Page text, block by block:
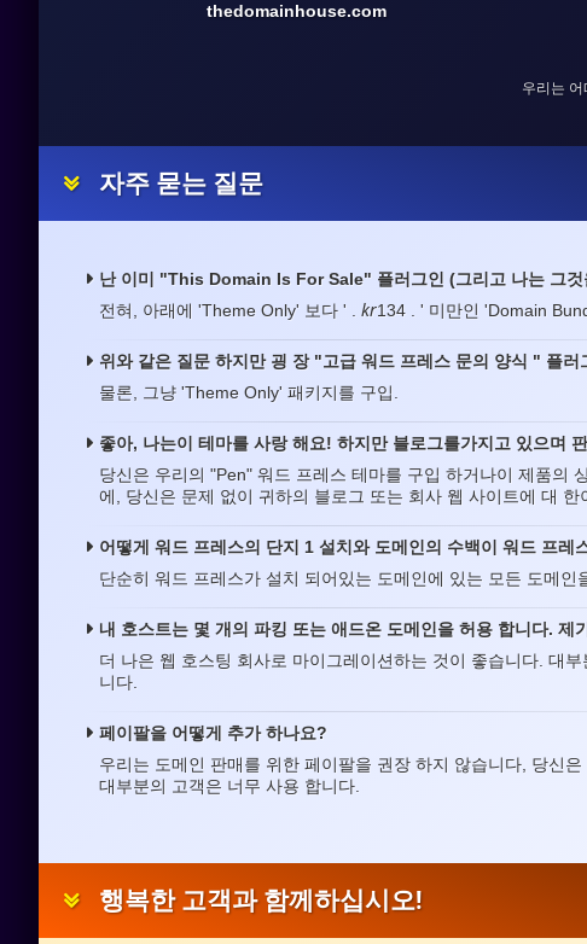
thedomainhouse.com
우리는
자주 묻는 질문
난 이미 "This Domain Is For Sale" 플러그인 (그리고 나는 그
전혀, 아래에 'Theme Only' 보다 ' . kr134 . ' 미만인 'Domain
위와 같은 질문 하지만 굉 장 "고급 워드 프레스 문의 양식 " 플
물론, 그냥 'Theme Only' 패키지를 구입.
좋아, 나는이 테마를 사랑 해요! 하지만 블로그를가지고 있으며
당신은 우리의 "Pen" 워드 프레스 테마를 구입 하거나이 제품의
에, 당신은 문제 없이 귀하의 블로그 또는 회사 웹 사이트에 대
어떻게 워드 프레스의 단지 1 설치와 도메인의 수백이 워드 프레
단순히 워드 프레스가 설치 되어있는 도메인에 있는 모든 도메
내 호스트는 몇 개의 파킹 또는 애드온 도메인을 허용 합니다. 제
더 나은 웹 호스팅 회사로 마이그레이션하는 것이 좋습니다. 대
니다.
페이팔을 어떻게 추가 하나요?
우리는 도메인 판매를 위한 페이팔을 권장 하지 않습니다, 당신
대부분의 고객은 너무 사용 합니다.
행복한 고객과 함께하십시오!